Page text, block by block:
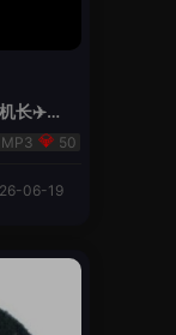
长✈️云
50
06-19